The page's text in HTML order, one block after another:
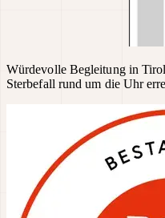
Würdevolle Begleitung in
Sterbefall rund um die Uhr